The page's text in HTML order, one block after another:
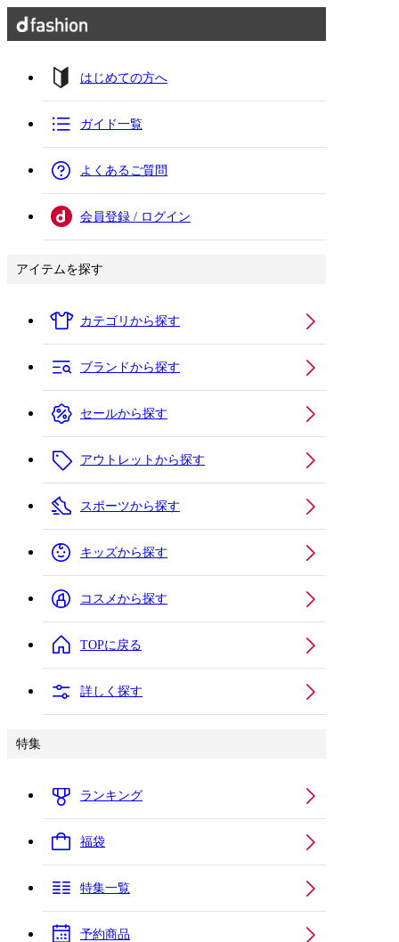
はじめての方へ
ガイド一覧
よくあるご質問
会員登録 / ログイン
アイテムを探す
カテゴリから探す
ブランドから探す
セールから探す
アウトレットから探す
スポーツから探す
キッズから探す
コスメから探す
TOPに戻る
詳しく探す
特集
ランキング
福袋
特集一覧
予約商品